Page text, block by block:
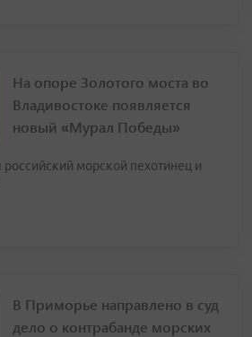
На опоре Золотого моста во
Владивостоке появляется
новый «Мурал Победы»
морской пехотинец и
В Приморье направлено в суд
дело о контрабанде морских